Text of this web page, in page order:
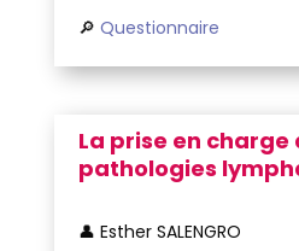
🔎 Questionnaire
La prise en charge
pathologies
👤 Esther SALENGRO